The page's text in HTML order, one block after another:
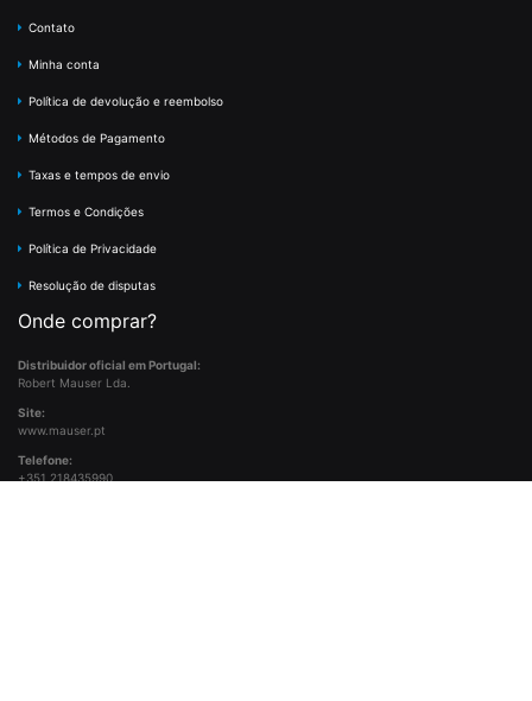
Contato
Minha conta
Política de devolução e reembolso
Métodos de Pagamento
Taxas e tempos de envio
Termos e Condições
Política de Privacidade
Resolução de disputas
Onde comprar?
Distribuidor oficial em Portugal:
Robert Mauser Lda.
Site:
www.mauser.pt
Telefone:
+351 218435990